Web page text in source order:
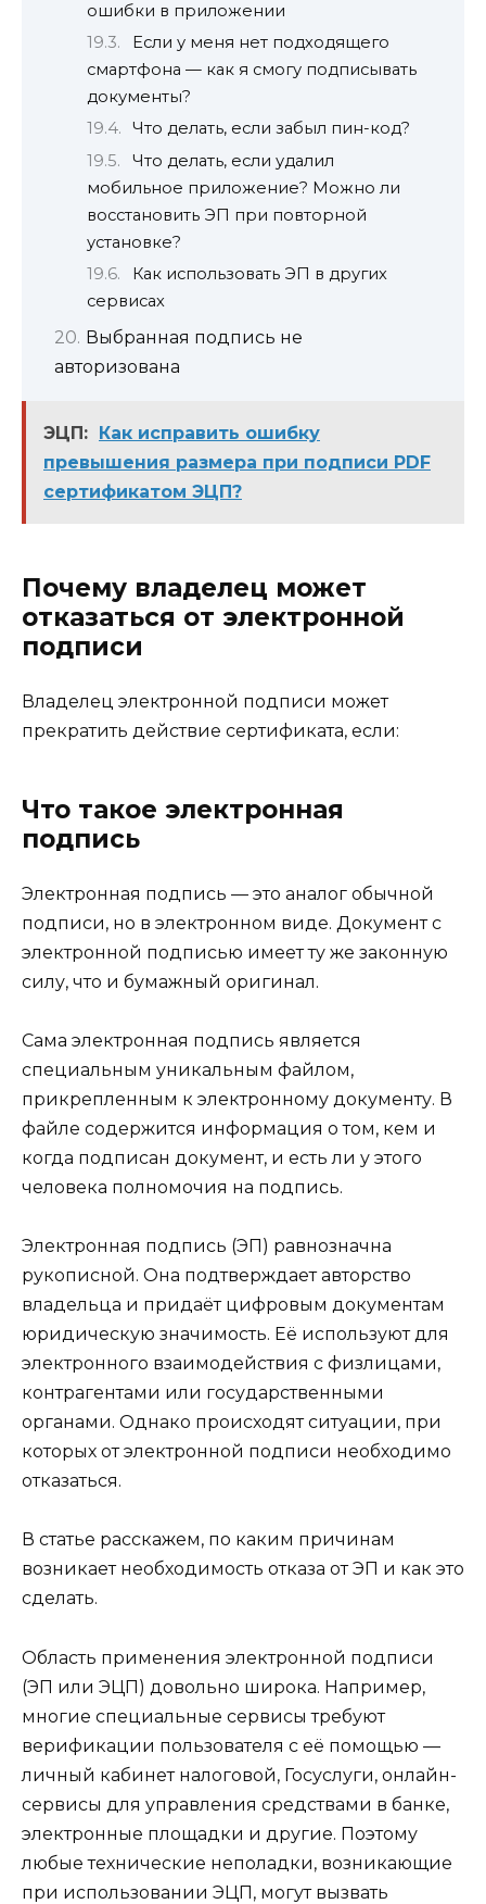
ошибки в приложении
Если у меня нет подходящего
смартфона — как я смогу подписывать
документы?
Что делать, если забыл пин-код?
Что делать, если удалил
мобильное приложение? Можно ли
восстановить ЭП при повторной
установке?
Как использовать ЭП в других
сервисах
Выбранная подпись не
авторизована
ЭЦП: Как исправить ошибку
превышения размера при подписи PDF
сертификатом ЭЦП?
Почему владелец может
отказаться от электронной
подписи
Владелец электронной подписи может
прекратить действие сертификата, если:
Что такое электронная
подпись
Электронная подпись — это аналог обычной
подписи, но в электронном виде. Документ с
электронной подписью имеет ту же законную
силу, что и бумажный оригинал.
Сама электронная подпись является
специальным уникальным файлом,
прикрепленным к электронному документу. В
файле содержится информация о том, кем и
когда подписан документ, и есть ли у этого
человека полномочия на подпись.
Электронная подпись (ЭП) равнозначна
рукописной. Она подтверждает авторство
владельца и придаёт цифровым документам
юридическую значимость. Её используют для
электронного взаимодействия с физлицами,
контрагентами или государственными
органами. Однако происходят ситуации, при
которых от электронной подписи необходимо
отказаться.
В статье расскажем, по каким причинам
возникает необходимость отказа от ЭП и как это
сделать.
Область применения электронной подписи
(ЭП или ЭЦП) довольно широка. Например,
многие специальные сервисы требуют
верификации пользователя с её помощью —
личный кабинет налоговой, Госуслуги, онлайн-
сервисы для управления средствами в банке,
электронные площадки и другие. Поэтому
любые технические неполадки, возникающие
при использовании ЭЦП, могут вызвать